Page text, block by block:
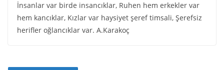
İnsanlar var birde insancıklar, Ruhen hem erkekler var
hem kancıklar, Kızlar var haysiyet şeref timsali, Şerefsiz
herifler oğlancıklar var. A.Karakoç